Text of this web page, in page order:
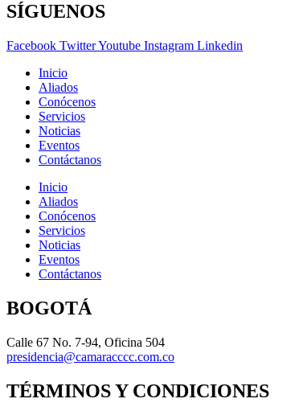
SÍGUENOS
Facebook TwitterYoutube Instagram Linkedin
Inicio
Aliados
Conócenos
Servicios
Noticias
Eventos
Contáctanos
Inicio
Aliados
Conócenos
Servicios
Noticias
Eventos
Contáctanos
BOGOTÁ
Calle 67 No. 7-94, Oficina 504
presidencia@camaracccc.com.co
TÉRMINOS Y CONDICIONES